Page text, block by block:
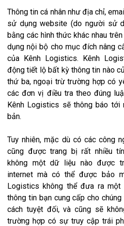
Thông tin cá nhân như địa chỉ,
sử dụng website (do người sử
bằng các hình thức khác nhau
dụng nội bộ cho mục đích nâng
của Kênh Logistics. Kênh
động tiết lộ bất kỳ thông tin nào
thứ ba, ngoại trừ trường hợp có
các đơn vị điều tra theo đúng
Kênh Logistics sẽ thông báo
bản.
Tuy nhiên, mặc dù có các công
cũng được trang bị rất nhiều
không một dữ liệu nào được
internet mà có thể được bảo
Logistics không thể đưa ra một
thông tin bạn cung cấp cho
cách tuyệt đối, và cũng sẽ
trường hợp có sự truy cập trái